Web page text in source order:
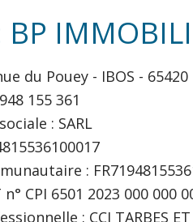
du Pouey - IBOS - 65420
155 361
: SARL
:
CPI 6501 2023 000 000
: CCI TARBES ET